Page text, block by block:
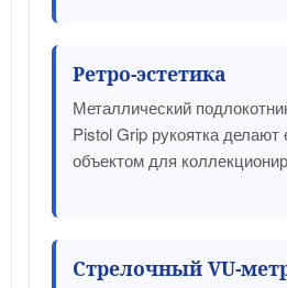
Ретро-эстетика
Металлический
Pistol Grip рукоятка делают
объектом для
Стрелочный VU-